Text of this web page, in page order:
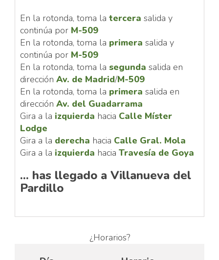
En la rotonda, toma la tercera salida y
continúa por M-509
En la rotonda, toma la primera salida y
continúa por M-509
En la rotonda, toma la segunda salida en
dirección Av. de Madrid/M-509
En la rotonda, toma la primera salida en
dirección Av. del Guadarrama
Gira a la izquierda hacia Calle Míster
Lodge
Gira a la derecha hacia Calle Gral. Mola
Gira a la izquierda hacia Travesía de Goya
... has llegado a Villanueva del
Pardillo
¿Horarios?